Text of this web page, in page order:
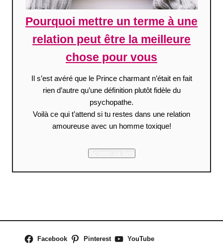
Pourquoi mettre un terme à une
relation peut être la meilleure
chose pour vous
Il s’est avéré que le Prince charmant n’était en fait
rien d’autre qu’une définition plutôt fidèle du
psychopathe.
Voilà ce qui t’attend si tu restes dans une relation
amoureuse avec un homme toxique!
Facebook Pinterest
YouTube